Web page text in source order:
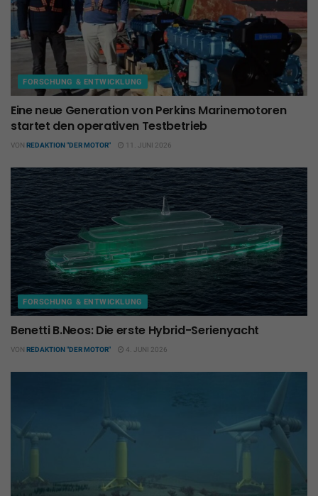
FORSCHUNG & ENTWICKLUNG
Eine neue Generation von Perkins Marinemotoren
startet den operativen Testbetrieb
VON REDAKTION "DER MOTOR" 11. JUNI 2026
FORSCHUNG & ENTWICKLUNG
Benetti B.Neos: Die erste Hybrid-Serienyacht
VON REDAKTION "DER MOTOR" 4. JUNI 2026